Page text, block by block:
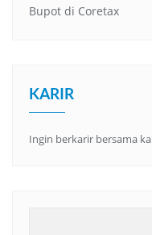
Bupot di Coretax
KARIR
Ingin berkarir bersama